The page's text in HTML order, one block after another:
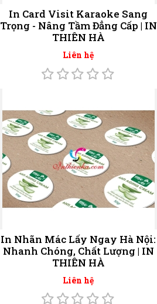
In Card Visit Karaoke Sang
Trọng - Nâng Tầm Đẳng Cấp | IN
THIÊN HÀ
Liên hệ
In Nhãn Mác Lấy Ngay Hà Nội:
Nhanh Chóng, Chất Lượng | IN
THIÊN HÀ
Liên hệ